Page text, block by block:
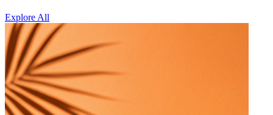
Explore All